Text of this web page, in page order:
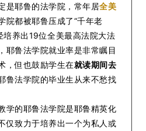
是耶鲁的法学院，常年居全美
院都被耶鲁压成了“千年老
培养出19位全美最高法院大法
耶鲁法学院就业率是非常瞩目
，但也鼓励学生在就读期间去
鲁法学院的毕业生从来不愁找
学的耶鲁法学院是耶鲁精英化
仅致力于培养出一个为私人或